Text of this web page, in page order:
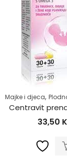
Majke i djeca,
Centravit
33,50